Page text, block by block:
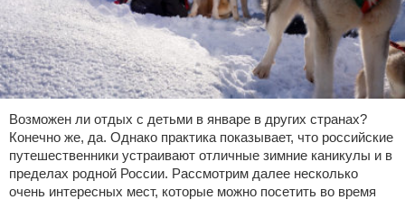
Возможен ли отдых с детьми в январе в других странах?
Конечно же, да. Однако практика показывает, что российские
путешественники устраивают отличные зимние каникулы и в
пределах родной России. Рассмотрим далее несколько
очень интересных мест, которые можно посетить во время